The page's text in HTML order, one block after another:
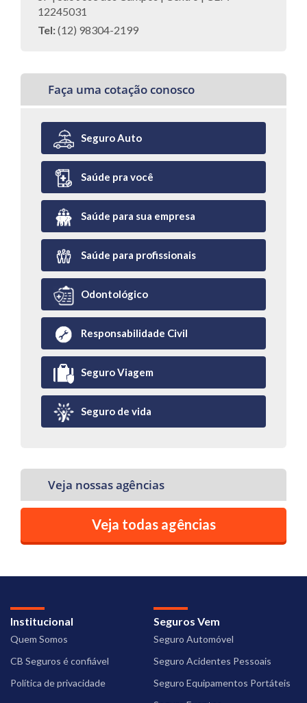
12245031
Tel:(12) 98304-2199
Faça uma cotação conosco
Seguro Auto
Saúde pra você
Saúde para sua empresa
Saúde para profissionais
Odontológico
Responsabilidade Civil
Seguro Viagem
Seguro de vida
Veja nossas agências
Veja todas agências
Institucional
Quem Somos
CB Seguros é confiável
Política de privacidade
Seguros Vem
Seguro Automóvel
Seguro Acidentes Pessoais
Seguro Equipamentos Portáteis